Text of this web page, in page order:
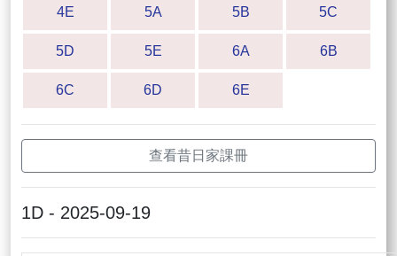
4E 5A 5B 5C
5D 5E 6A 6B
6C 6D 6E
查看昔日家課冊
1D - 2025-09-19